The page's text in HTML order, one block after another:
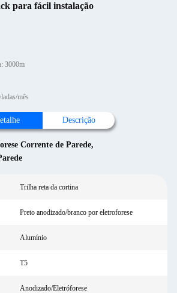
para fácil instalação
3000m
mês
Descrição
Corrente de Parede,
Trilha reta da cortina
Preto anodizado/branco por eletroforese
Alumínio
T5
Anodizado/Eletróforese